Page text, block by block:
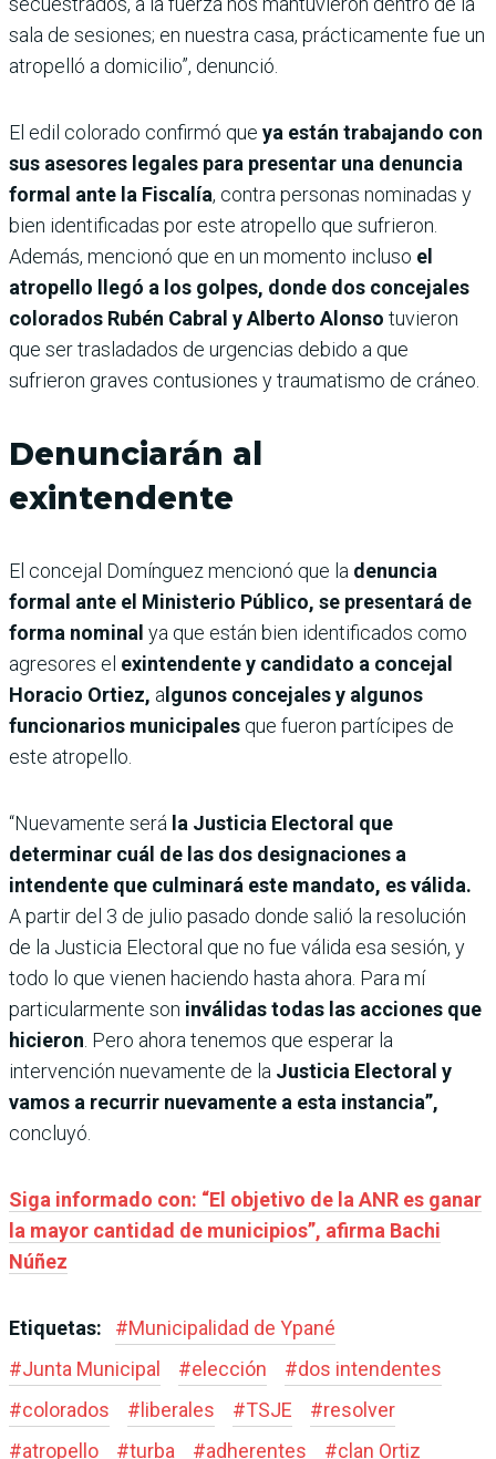
sala de sesiones; en nuestra casa, prácticamente fue un
atropelló a domicilio”, denunció.
El edil colorado confirmó que ya están trabajando con
sus asesores legales para presentar una denuncia
formal ante la Fiscalía, contra personas nominadas y
bien identificadas por este atropello que sufrieron.
Además, mencionó que en un momento incluso el
atropello llegó a los golpes, donde dos concejales
colorados Rubén Cabral y Alberto Alonso tuvieron
que ser trasladados de urgencias debido a que
sufrieron graves contusiones y traumatismo de cráneo.
Denunciarán al
exintendente
El concejal Domínguez mencionó que la denuncia
formal ante el Ministerio Público, se presentará de
forma nominal ya que están bien identificados como
agresores el exintendente y candidato a concejal
Horacio Ortiez, algunos concejales y algunos
funcionarios municipales que fueron partícipes de
este atropello.
“Nuevamente será la Justicia Electoral que
determinar cuál de las dos designaciones a
intendente que culminará este mandato, es válida.
A partir del 3 de julio pasado donde salió la resolución
de la Justicia Electoral que no fue válida esa sesión, y
todo lo que vienen haciendo hasta ahora. Para mí
particularmente son inválidas todas las acciones que
hicieron . Pero ahora tenemos que esperar la
intervención nuevamente de la Justicia Electoral y
vamos a recurrir nuevamente a esta instancia”,
concluyó.
Siga informado con: “El objetivo de la ANR es ganar
la mayor cantidad de municipios”, afirma Bachi
Núñez
Etiquetas: #Municipalidad de Ypané
#Junta Municipal #elección #dos intendentes
#colorados #liberales #TSJE #resolver
#atropello #turba #adherentes #clan Ortiz